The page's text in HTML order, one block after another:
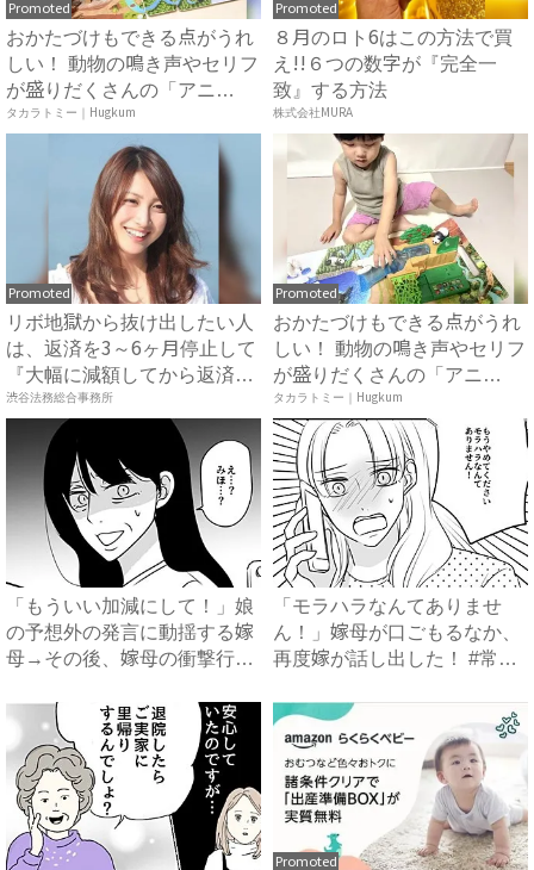
Promoted
おかたづけもできる点がうれ
しい！ 動物の鳴き声やセリフ
が盛りだくさんの「アニ
ア ...
タカラトミー｜Hugkum
Promoted
８月のロト6はこの方法で買
え!!６つの数字が『完全一
致』する方法
株式会社MURA
Promoted
リボ地獄から抜け出したい人
は、返済を3～6ヶ月停止して
『大幅に減額してから返済
す...
渋谷法務総合事務所
Promoted
おかたづけもできる点がうれ
しい！ 動物の鳴き声やセリフ
が盛りだくさんの「アニ
ア ...
タカラトミー｜Hugkum
「もういい加減にして！」娘
の予想外の発言に動揺する嫁
母→その後、嫁母の衝撃行動
「モラハラなんてありませ
ん！」嫁母が口ごもるなか、
再度嫁が話し出した！ #常識
Promoted